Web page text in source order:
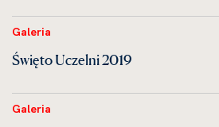
Galeria
Święto Uczelni 2019
Galeria